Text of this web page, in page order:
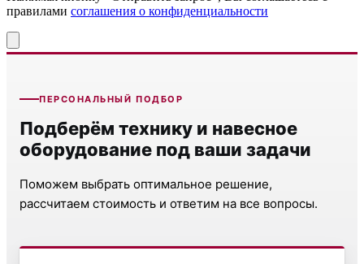
правилами соглашения о конфиденциальности
ПЕРСОНАЛЬНЫЙ ПОДБОР
Подберём технику и навесное
оборудование под ваши задачи
Поможем выбрать оптимальное решение,
рассчитаем стоимость и ответим на все вопросы.